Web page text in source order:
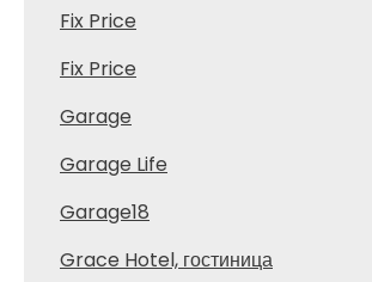
Fix Price
Fix Price
Garage
Garage Life
Garage18
Grace Hotel, гостиница